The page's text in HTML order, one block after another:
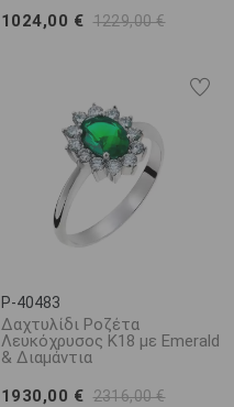
1024,00 € 1229,00 €
P-40483
Δαχτυλίδι Ροζέτα
Λευκόχρυσος Κ18 με Emerald
& Διαμάντια
1930,00 € 2316,00 €